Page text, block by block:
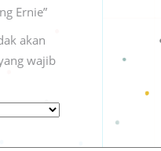
Ernie”
akan
wajib